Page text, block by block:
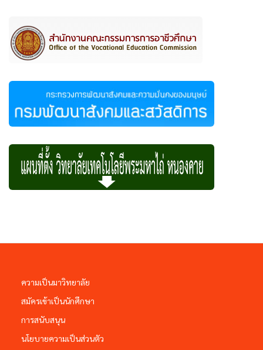
ความเป็นมาวิทยาลัย
สมัครเข้าเป็นนักศึกษา
การสนับสนุน
นโยบายความเป็นส่วนตัว